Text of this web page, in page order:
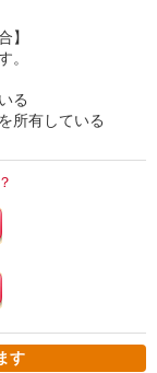
】
。
る
所有している
す